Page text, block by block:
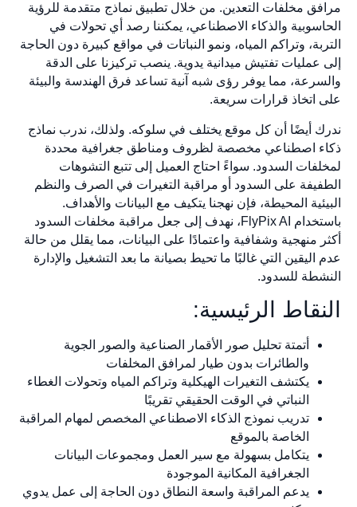
مرافق مخلفات التعدين. من خلال تطبيق نماذج متقدمة للرؤية
الحاسوبية والذكاء الاصطناعي، يمكننا رصد أي تحولات في
التربة، وتراكم المياه، ونمو النباتات في مواقع كبيرة دون الحاجة
إلى عمليات تفتيش ميدانية يدوية. ينصب تركيزنا على الدقة
والسرعة، مما يوفر رؤى شبه آنية تساعد فرق الهندسة والبيئة
على اتخاذ قرارات سريعة.
ندرك أيضًا أن كل موقع يختلف في سلوكه. ولذلك، ندرب نماذج
ذكاء اصطناعي مخصصة لظروف ومناطق جغرافية محددة
لمخلفات السدود. سواءً احتاج العميل إلى تتبع التشوهات
الطفيفة على السدود أو مراقبة التغيرات في الصرف والنظم
البيئية المحيطة، فإن نهجنا يتكيف مع البيانات والأهداف.
باستخدام FlyPix AI، نهدف إلى جعل مراقبة مخلفات السدود
أكثر منهجية وشفافية واعتمادًا على البيانات، مما يقلل من حالة
عدم اليقين التي غالبًا ما تحيط بصيانة ما بعد التشغيل والإدارة
النشطة للسدود.
النقاط الرئيسية:
أتمتة تحليل صور الأقمار الصناعية والصور الجوية
والطائرات بدون طيار لمرافق المخلفات
يكتشف التغيرات الهيكلية وتراكم المياه وتحولات الغطاء
النباتي في الوقت الحقيقي تقريبًا
تدريب نموذج الذكاء الاصطناعي المخصص لمهام المراقبة
الخاصة بالموقع
يتكامل بسهولة مع سير العمل ومجموعات البيانات
الجغرافية المكانية الموجودة
يدعم المراقبة واسعة النطاق دون الحاجة إلى عمل يدوي